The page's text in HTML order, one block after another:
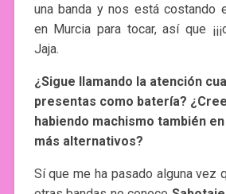
una banda y nos está costando
en Murcia para tocar, así que
Jaja.
¿Sigue llamando la atención
presentas como batería?
habiendo machismo también
más alternativos?
Sí que me ha pasado alguna vez